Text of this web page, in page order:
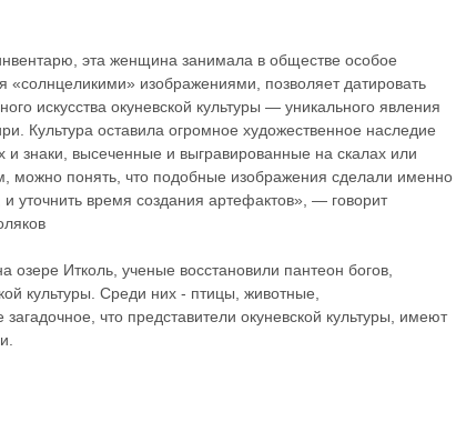
эта женщина занимала в обществе особое
изображениями, позволяет датировать
искусства окуневской культуры — уникального явления
Культура оставила огромное художественное наследие
знаки, высеченные и выгравированные на скалах или
можно понять, что подобные изображения сделали именно
и уточнить время создания артефактов», — говорит
озере Итколь, ученые восстановили пантеон богов,
культуры. Среди них - птицы, животные,
что представители окуневской культуры, имеют